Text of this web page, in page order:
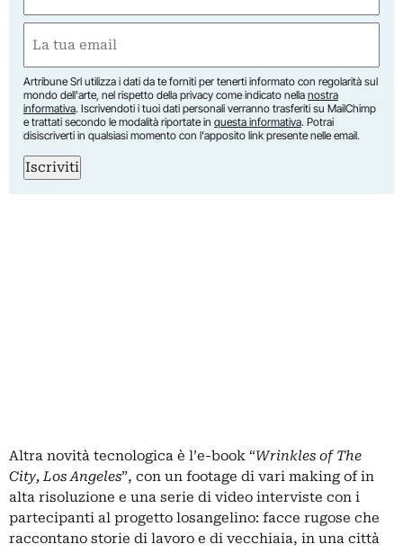
First
(Required)
Artribune Srl utilizza i dati da te forniti per tenerti informato con regolarità sul
mondo dell'arte, nel rispetto della privacy come indicato nella nostra
informativa. Iscrivendoti i tuoi dati personali verranno trasferiti su MailChimp
e trattati secondo le modalità riportate in questa informativa. Potrai
disiscriverti in qualsiasi momento con l'apposito link presente nelle email.
Iscriviti
Altra novità tecnologica è l’e-book “Wrinkles of The
City, Los Angeles”, con un footage di vari making of in
alta risoluzione e una serie di video interviste con i
partecipanti al progetto losangelino: facce rugose che
raccontano storie di lavoro e di vecchiaia, in una città